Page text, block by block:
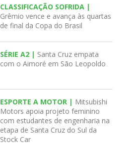
CLASSIFICAÇÃO SOFRIDA |
Grêmio vence e avança às quartas
de final da Copa do Brasil
SÉRIE A2 | Santa Cruz empata
com o Aimoré em São Leopoldo
ESPORTE A MOTOR | Mitsubishi
Motors apoia projeto feminino
com estudantes de engenharia na
etapa de Santa Cruz do Sul da
Stock Car